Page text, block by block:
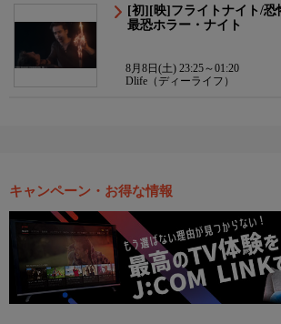
[初][映]フライトナイト/
最恐ホラー・ナイト
8月8日(土) 23:25～01:20
Dlife（ディーライフ）
キャンペーン・お得な情報